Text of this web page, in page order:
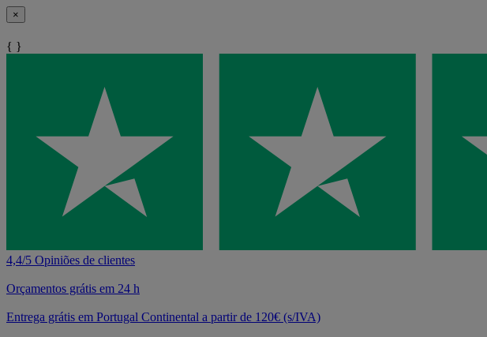
×
{ }
4,4/5 Opiniões de clientes
Orçamentos grátis em 24 h
Entrega grátis em Portugal Continental a partir de 120€ (s/IVA)